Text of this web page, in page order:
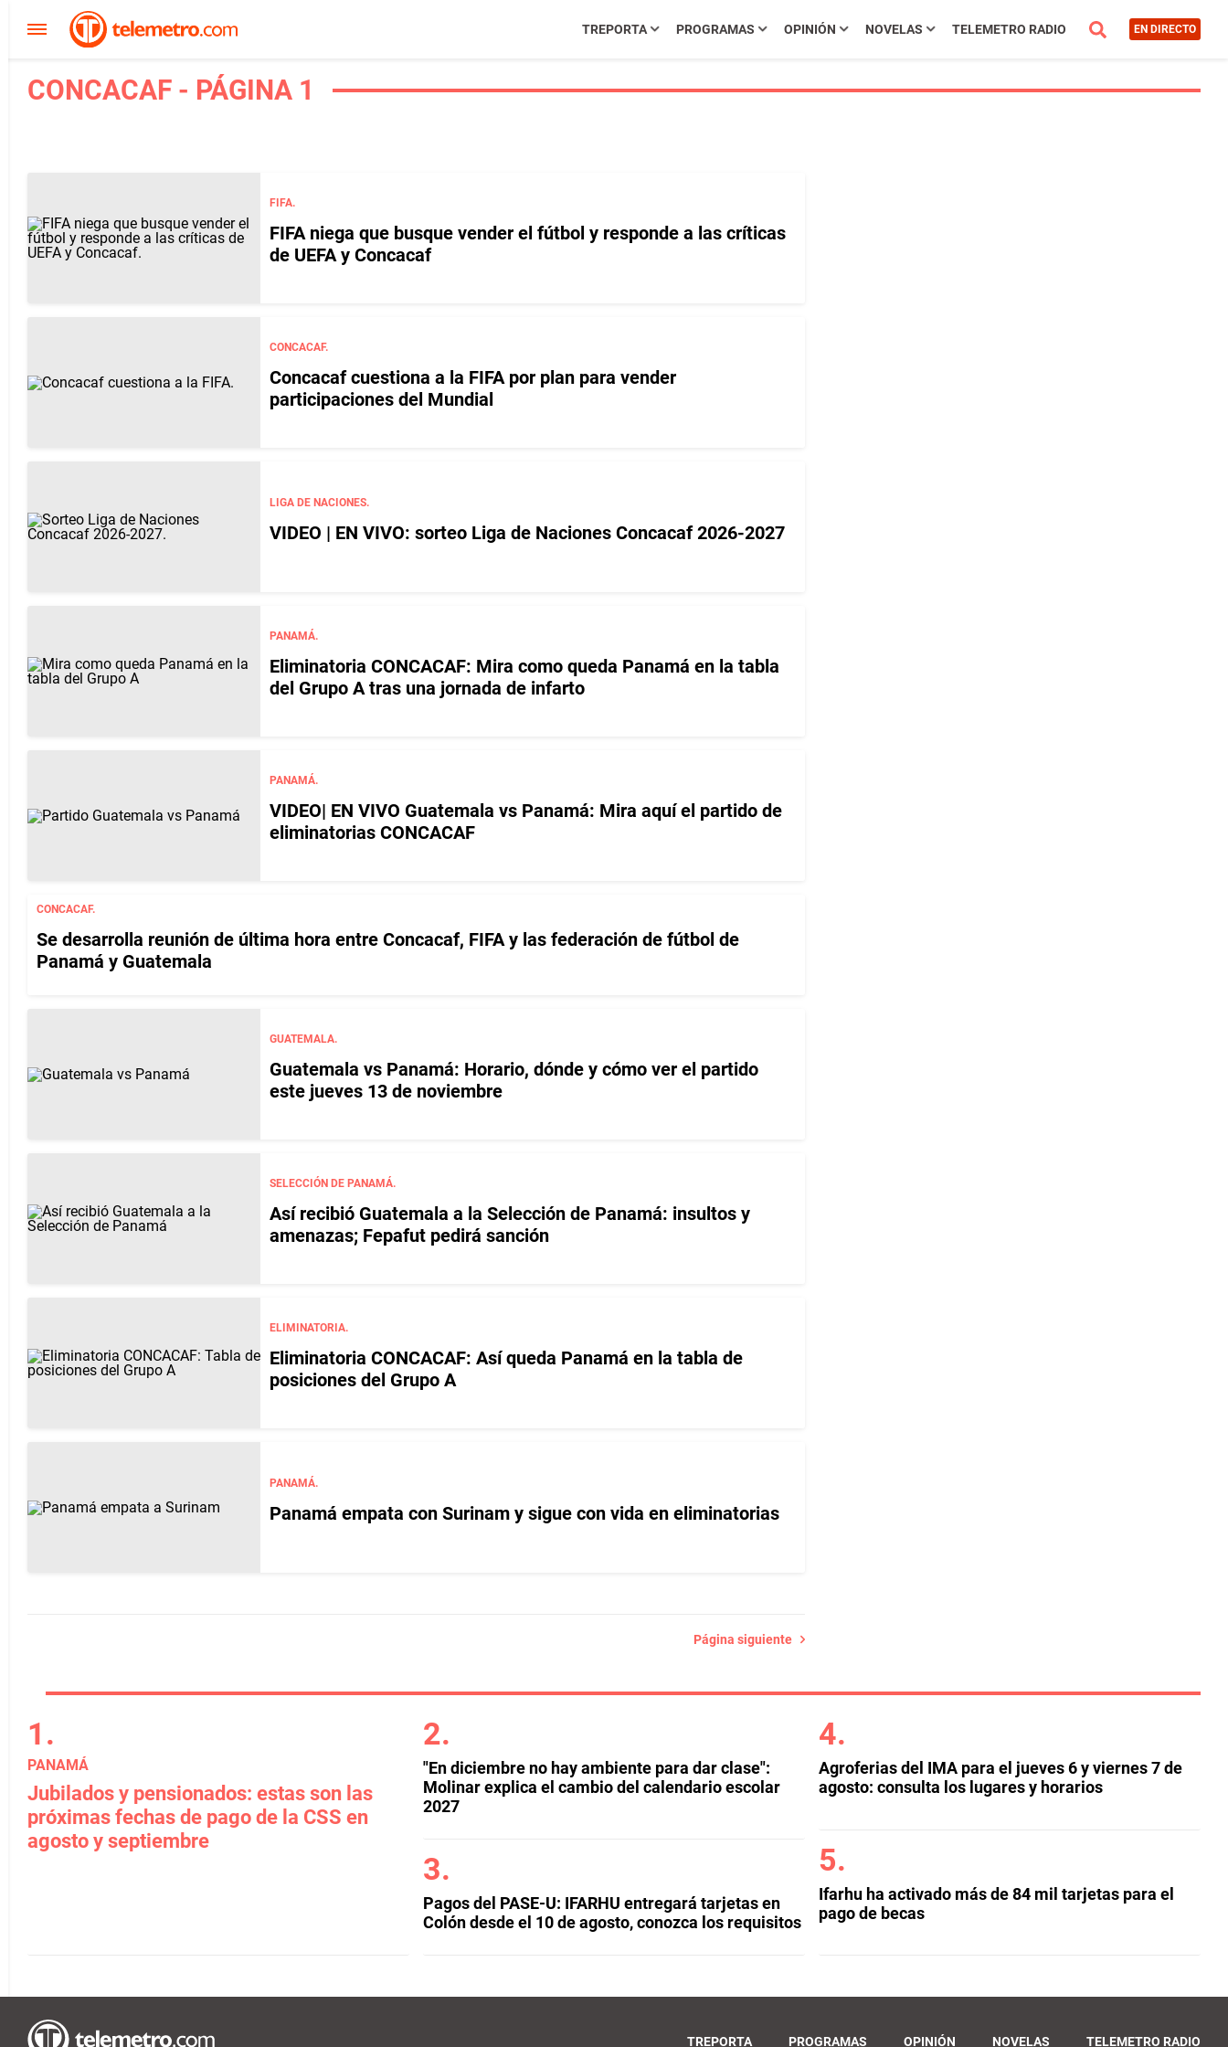
TREPORTA PROGRAMAS OPINIÓN NOVELAS TELEMETRO RADIO EN DIRECTO
CONCACAF - PÁGINA 1
FIFA.
FIFA niega que busque vender el fútbol y responde a las críticas
de UEFA y Concacaf
CONCACAF.
Concacaf cuestiona a la FIFA por plan para vender
participaciones del Mundial
LIGA DE NACIONES.
VIDEO | EN VIVO: sorteo Liga de Naciones Concacaf 2026-2027
PANAMÁ.
Eliminatoria CONCACAF: Mira como queda Panamá en la tabla
del Grupo A tras una jornada de infarto
PANAMÁ.
VIDEO| EN VIVO Guatemala vs Panamá: Mira aquí el partido de
eliminatorias CONCACAF
CONCACAF.
Se desarrolla reunión de última hora entre Concacaf, FIFA y las federación de fútbol de
Panamá y Guatemala
GUATEMALA.
Guatemala vs Panamá: Horario, dónde y cómo ver el partido
este jueves 13 de noviembre
SELECCIÓN DE PANAMÁ.
Así recibió Guatemala a la Selección de Panamá: insultos y
amenazas; Fepafut pedirá sanción
ELIMINATORIA.
Eliminatoria CONCACAF: Así queda Panamá en la tabla de
posiciones del Grupo A
PANAMÁ.
Panamá empata con Surinam y sigue con vida en eliminatorias
Página siguiente
PANAMÁ
Jubilados y pensionados: estas son las
próximas fechas de pago de la CSS en
agosto y septiembre
"En diciembre no hay ambiente para dar clase":
Molinar explica el cambio del calendario escolar
2027
Pagos del PASE-U: IFARHU entregará tarjetas en
Colón desde el 10 de agosto, conozca los requisitos
Agroferias del IMA para el jueves 6 y viernes 7 de
agosto: consulta los lugares y horarios
Ifarhu ha activado más de 84 mil tarjetas para el
pago de becas
TREPORTA PROGRAMAS OPINIÓN NOVELAS TELEMETRO RADIO